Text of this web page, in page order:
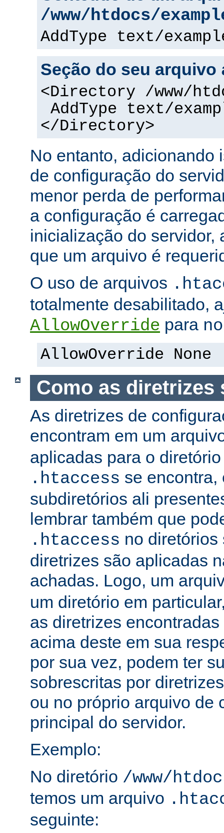
/www/htdocs/
AddType text/
Seção do seu arquivo
<Directory /www/
AddType text/
</Directory>
No entanto, adicionando
de configuração do
menor perda de
a configuração é
inicialização do servidor,
que um arquivo é
O uso de arquivos
totalmente desabilitado,
AllowOverride para
AllowOverride None
Como as diretrizes
As diretrizes de
encontram em um
aplicadas para o
.htaccess se encontra,
subdiretórios ali
lembrar também que
.htaccess no diretórios
diretrizes são aplicadas
achadas. Logo, um
um diretório em
as diretrizes
acima deste em sua
por sua vez, podem ter
sobrescritas por
ou no próprio arquivo de
principal do servidor.
Exemplo:
No diretório /www/
temos um arquivo
seguinte: